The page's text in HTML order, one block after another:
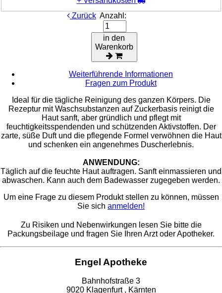
Zurück Anzahl:
in den
Warenkorb
Weiterführende Informationen
Fragen zum Produkt
​Ideal für die tägliche Reinigung des ganzen Körpers. Die
Rezeptur mit Waschsubstanzen auf Zuckerbasis reinigt die
Haut sanft, aber gründlich und pflegt mit
feuchtigkeitsspendenden und schützenden Aktivstoffen. Der
zarte, süße Duft und die pflegende Formel verwöhnen die Haut
und schenken ein angenehmes Duscherlebnis.
ANWENDUNG:
​Täglich auf die feuchte Haut auftragen. Sanft einmassieren und
abwaschen. Kann auch dem Badewasser zugegeben werden.
Um eine Frage zu diesem Produkt stellen zu können, müssen
Sie sich anmelden!
Zu Risiken und Nebenwirkungen lesen Sie bitte die
Packungsbeilage und fragen Sie Ihren Arzt oder Apotheker.
Engel Apotheke
Bahnhofstraße 3
9020 Klagenfurt , Kärnten